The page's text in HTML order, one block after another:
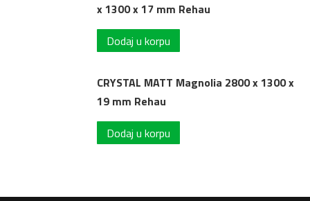
x 1300 x 17 mm Rehau
Dodaj u korpu
CRYSTAL MATT Magnolia 2800 x 1300 x
19 mm Rehau
Dodaj u korpu